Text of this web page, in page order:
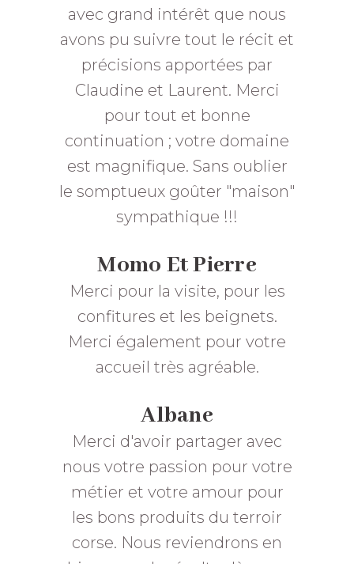
avec grand intérêt que nous
avons pu suivre tout le récit et
précisions apportées par
Claudine et Laurent. Merci
pour tout et bonne
continuation ; votre domaine
est magnifique. Sans oublier
le somptueux goûter "maison"
sympathique !!!
Momo Et Pierre
Merci pour la visite, pour les
confitures et les beignets.
Merci également pour votre
accueil très agréable.
Albane
Merci d'avoir partager avec
nous votre passion pour votre
métier et votre amour pour
les bons produits du terroir
corse. Nous reviendrons en